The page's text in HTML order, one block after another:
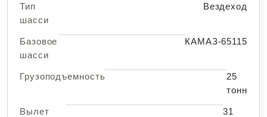
Тип
шасси
Вездеход
Базовое
шасси
КАМАЗ-65115
Грузоподъемность
25
тонн
Вылет
31